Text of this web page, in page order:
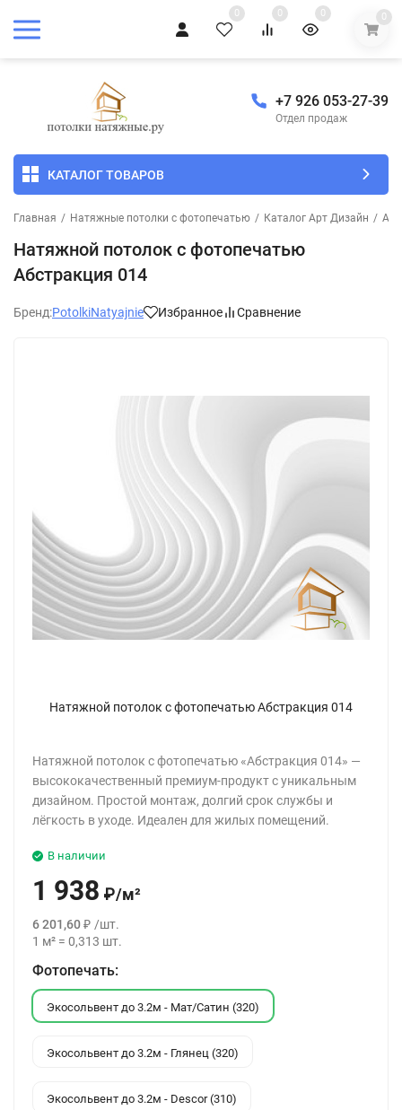
0 0 0 0
+7 926 053-27-39
Отдел продаж
КАТАЛОГ ТОВАРОВ
Главная / Натяжные потолки с фотопечатью / Каталог Арт Дизайн /
Натяжной потолок с фотопечатью
Абстракция 014
Бренд:PotolkiNatyajnie Избранное Сравнение
Натяжной потолок с фотопечатью Абстракция 014
Натяжной потолок с фотопечатью «Абстракция 014» —
высококачественный премиум-продукт с уникальным
дизайном. Простой монтаж, долгий срок службы и
лёгкость в уходе. Идеален для жилых помещений.
В наличии
1 938 ₽/м²
6 201,60₽ /шт.
1 м² = 0,313 шт.
Фотопечать:
Экосольвент до 3.2м - Мат/Сатин (320)
Экосольвент до 3.2м - Глянец (320)
Экосольвент до 3.2м - Descor (310)